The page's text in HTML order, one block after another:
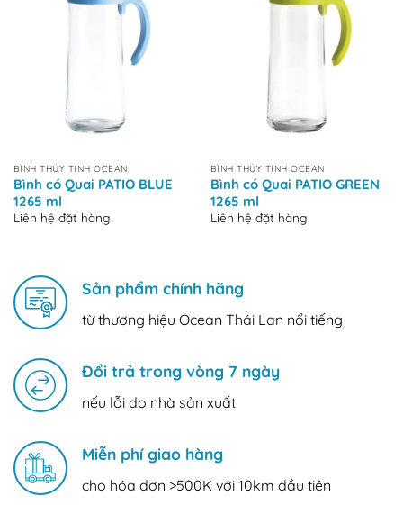
BÌNH THỦY TINH OCEAN
Bình có Quai PATIO BLUE
1265 ml
Liên hệ đặt hàng
BÌNH THỦY TINH OCEAN
Bình có Quai PATIO GREEN
1265 ml
Liên hệ đặt hàng
Sản phẩm chính hãng
từ thương hiệu Ocean Thái Lan nổi tiếng
Đổi trả trong vòng 7 ngày
nếu lỗi do nhà sản xuất
Miễn phí giao hàng
cho hóa đơn >500K với 10km đầu tiên